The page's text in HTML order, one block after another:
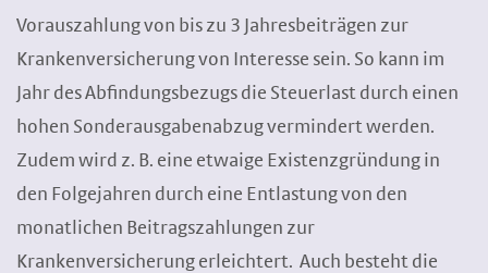
Vorauszahlung von bis zu 3 Jahresbeiträgen zur
Krankenversicherung von Interesse sein. So kann im
Jahr des Abfindungsbezugs die Steuerlast durch einen
hohen Sonderausgabenabzug vermindert werden.
Zudem wird z. B. eine etwaige Existenzgründung in
den Folgejahren durch eine Entlastung von den
monatlichen Beitragszahlungen zur
Krankenversicherung erleichtert. Auch besteht die